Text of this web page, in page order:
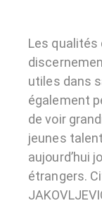
Les qualités
utiles dans
également
de voir
jeunes
aujourd’hui
étrangers.